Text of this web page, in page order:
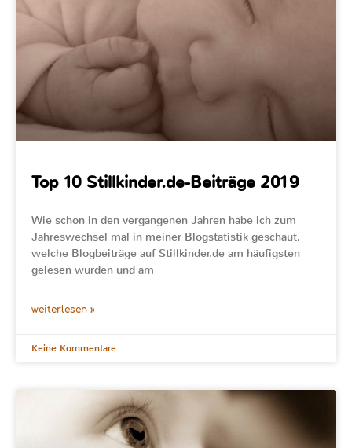
Top 10 Stillkinder.de-Beiträge 2019
Wie schon in den vergangenen Jahren habe ich zum
Jahreswechsel mal in meiner Blogstatistik geschaut,
welche Blogbeiträge auf Stillkinder.de am häufigsten
gelesen wurden und am
weiterlesen »
Keine Kommentare